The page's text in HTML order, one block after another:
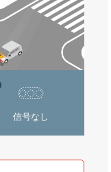
信号なし